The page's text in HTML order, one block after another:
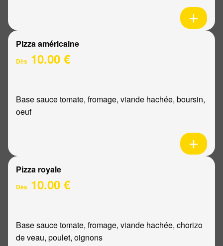
Pizza américaine
Dès 10.00 €
Base sauce tomate, fromage, viande hachée, boursin,
oeuf
Pizza royale
Dès 10.00 €
Base sauce tomate, fromage, viande hachée, chorizo
de veau, poulet, oignons